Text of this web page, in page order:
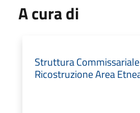
A cura di
Struttura Commissariale
Ricostruzione Area